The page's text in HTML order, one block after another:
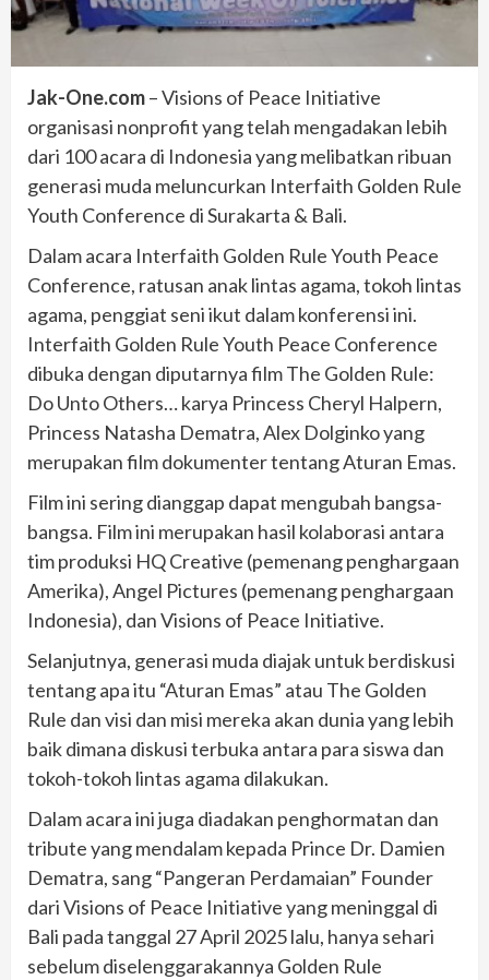
Jak-One.com– Visions of Peace Initiative
organisasi nonprofit yang telah mengadakan lebih
dari 100 acara di Indonesia yang melibatkan ribuan
generasi muda meluncurkan Interfaith Golden Rule
Youth Conference di Surakarta & Bali.
Dalam acara Interfaith Golden Rule Youth Peace
Conference, ratusan anak lintas agama, tokoh lintas
agama, penggiat seni ikut dalam konferensi ini.
Interfaith Golden Rule Youth Peace Conference
dibuka dengan diputarnya film The Golden Rule:
Do Unto Others… karya Princess Cheryl Halpern,
Princess Natasha Dematra, Alex Dolginko yang
merupakan film dokumenter tentang Aturan Emas.
Film ini sering dianggap dapat mengubah bangsa-
bangsa. Film ini merupakan hasil kolaborasi antara
tim produksi HQ Creative (pemenang penghargaan
Amerika), Angel Pictures (pemenang penghargaan
Indonesia), dan Visions of Peace Initiative.
Selanjutnya, generasi muda diajak untuk berdiskusi
tentang apa itu “Aturan Emas” atau The Golden
Rule dan visi dan misi mereka akan dunia yang lebih
baik dimana diskusi terbuka antara para siswa dan
tokoh-tokoh lintas agama dilakukan.
Dalam acara ini juga diadakan penghormatan dan
tribute yang mendalam kepada Prince Dr. Damien
Dematra, sang “Pangeran Perdamaian” Founder
dari Visions of Peace Initiative yang meninggal di
Bali pada tanggal 27 April 2025 lalu, hanya sehari
sebelum diselenggarakannya Golden Rule